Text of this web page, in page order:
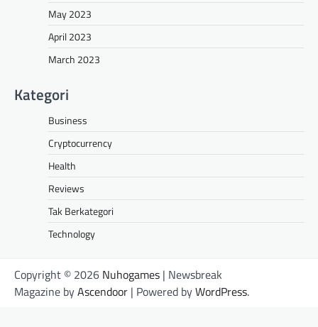
May 2023
April 2023
March 2023
Kategori
Business
Cryptocurrency
Health
Reviews
Tak Berkategori
Technology
Copyright © 2026 Nuhogames | Newsbreak
Magazine byAscendoor | Powered byWordPress.